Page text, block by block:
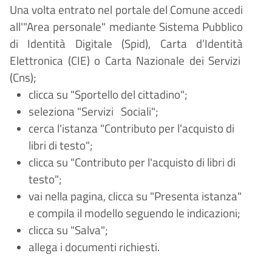
Una volta entrato nel portale del Comune accedi
all'"Area personale" mediante Sistema Pubblico
di Identità Digitale (Spid), Carta d’Identità
Elettronica (CIE) o Carta Nazionale dei Servizi
(Cns);
clicca su "Sportello del cittadino";
seleziona "Servizi Sociali";
cerca l'istanza "Contributo per l'acquisto di
libri di testo";
clicca su "Contributo per l'acquisto di libri di
testo";
vai nella pagina, clicca su "Presenta istanza"
e compila il modello seguendo le indicazioni;
clicca su "Salva";
allega i documenti richiesti.